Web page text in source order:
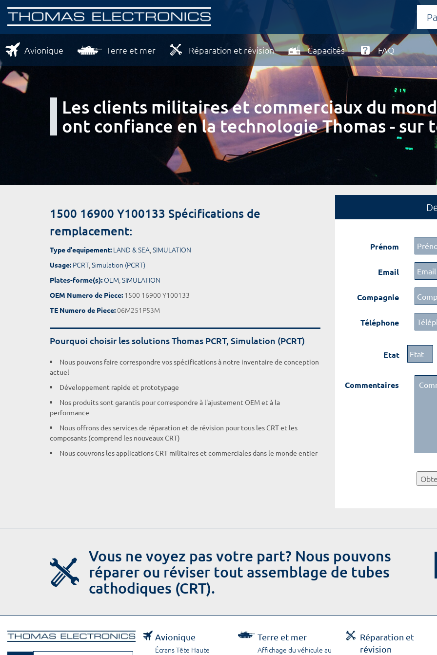
Avionique Terre et mer Réparation et révision Capacités FAQ
Les clients militaires et commerciaux du
ont confiance en la technologie Thomas - sur
1500 16900 Y100133 Spécifications de
remplacement:
Type d'equipement: LAND & SEA,SIMULATION
Usage: PCRT,Simulation (PCRT)
Plates-forme(s): OEM,SIMULATION
OEM Numero de Piece: 1500 16900 Y100133
TE Numero de Piece:06M251P53M
Pourquoi choisir les solutions Thomas PCRT, Simulation (PCRT)
Nous pouvons faire correspondre vos spécifications à notre inventaire de conception
actuel
Développement rapide et prototypage
Nos produits sont garantis pour correspondre à l'ajustement OEM et à la
performance
Nous offrons des services de réparation et de révision pour tous les CRT et les
composants (comprend les nouveaux CRT)
Nous couvrons les applications CRT militaires et commerciales dans le monde entier
Prénom
Email
Compagnie
Téléphone
Etat
Commentaires
Vous ne voyez pas votre part? Nous pouvons
réparer ou réviser tout assemblage de tubes
cathodiques (CRT).
Avionique
Écrans Tête Haute
Terre et mer
Affichage du véhicule au
Réparation et
révision